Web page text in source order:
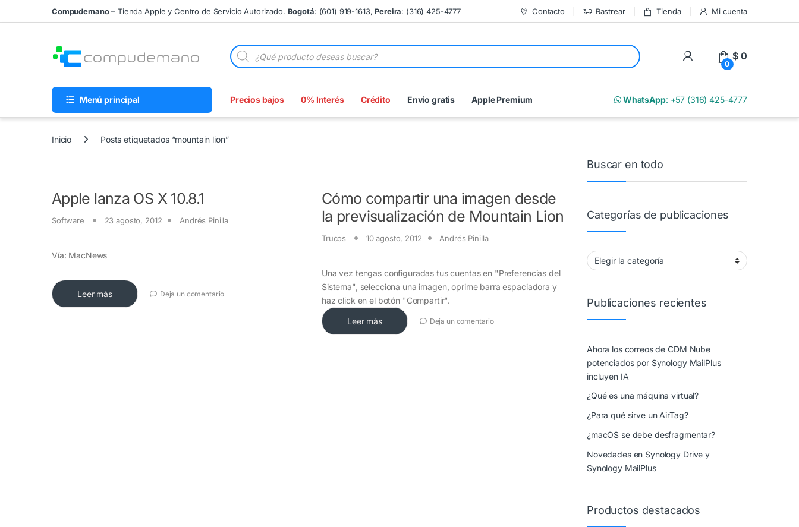
Skip to navigation
Skip to contentCompudemano– Tienda Apple y Centro de Servicio Autorizado. Bogotá: (601) 919-1613,Pereira: (316) 425-4777 Contacto Rastrear Tienda Mi cuenta
Búsqueda de productos
My Account
0
$ 0
Menú principal Precios bajos 0% Interés Crédito Envío gratis Apple Premium WhatsApp: +57 (316) 425-4777
Inicio Posts etiquetados “mountain lion”
Apple lanza OS X 10.8.1
Software 23 agosto, 2012 Andrés Pinilla
Vía: MacNews
Leer más Deja un comentario
Cómo compartir una imagen desde
la previsualización de Mountain Lion
Trucos 10 agosto, 2012 Andrés Pinilla
Una vez tengas configuradas tus cuentas en "Preferencias del
Sistema", selecciona una imagen, oprime barra espaciadora y
haz click en el botón "Compartir".
Leer más Deja un comentario
Buscar en todo
Categorías de publicaciones
Categorías de publicaciones
Publicaciones recientes
Ahora los correos de CDM Nube
potenciados por Synology MailPlus
incluyen IA
¿Qué es una máquina virtual?
¿Para qué sirve un AirTag?
¿macOS se debe desfragmentar?
Novedades en Synology Drive y
Synology MailPlus
Productos destacados